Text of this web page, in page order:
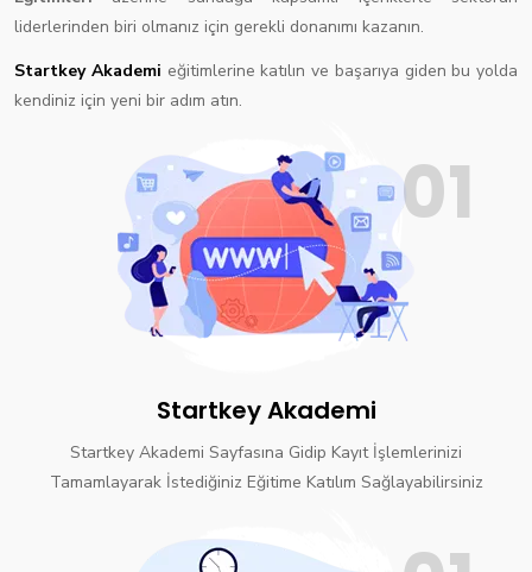
liderlerinden biri olmanız için gerekli donanımı kazanın.
Startkey Akademi eğitimlerine katılın ve başarıya giden bu yolda
kendiniz için yeni bir adım atın.
01
Startkey Akademi
Startkey Akademi Sayfasına Gidip Kayıt İşlemlerinizi
Tamamlayarak İstediğiniz Eğitime Katılım Sağlayabilirsiniz